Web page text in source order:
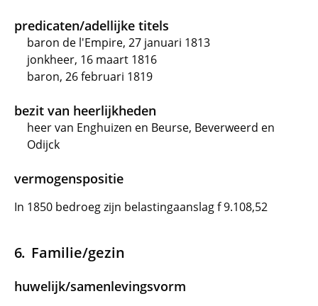
predicaten/adellijke titels
baron de l'Empire, 27 januari 1813
jonkheer, 16 maart 1816
baron, 26 februari 1819
bezit van heerlijkheden
heer van Enghuizen en Beurse, Beverweerd en
Odijck
vermogenspositie
In 1850 bedroeg zijn belastingaanslag f 9.108,52
Familie/gezin
huwelijk/samenlevingsvorm